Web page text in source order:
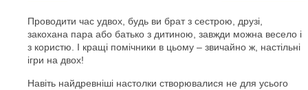
Проводити час удвох, будь ви брат з сестрою, друзі,
закохана пара або батько з дитиною, завжди можна весело і
з користю. І кращі помічники в цьому – звичайно ж, настільні
ігри на двох!
Навіть найдревніші настолки створювалися не для усього